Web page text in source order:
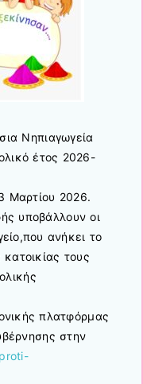
Νηπιαγωγεία
έτος 2026-
Μαρτίου 2026.
υποβάλλουν οι
ανήκει το
τους
πλατφόρμας
στην